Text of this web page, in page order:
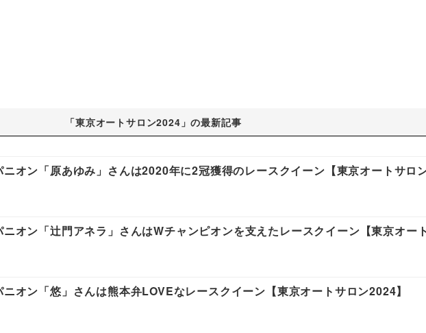
「東京オートサロン2024」の最新記事
オン「原あゆみ」さんは2020年に2冠獲得のレースクイーン【東京オートサロ
オン「辻門アネラ」さんはWチャンピオンを支えたレースクイーン【東京オー
オン「悠」さんは熊本弁LOVEなレースクイーン【東京オートサロン2024】